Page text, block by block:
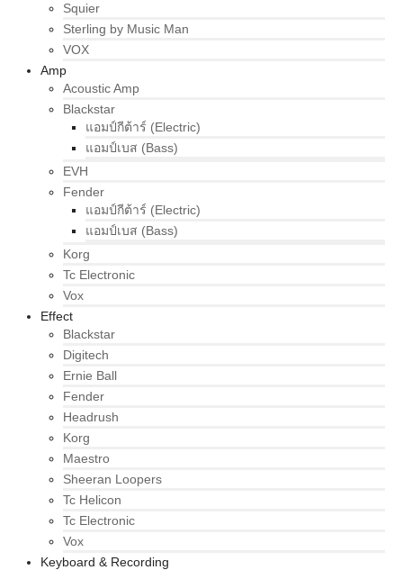
Squier
Sterling by Music Man
VOX
Amp
Acoustic Amp
Blackstar
แอมป์กีต้าร์ (Electric)
แอมป์เบส (Bass)
EVH
Fender
แอมป์กีต้าร์ (Electric)
แอมป์เบส (Bass)
Korg
Tc Electronic
Vox
Effect
Blackstar
Digitech
Ernie Ball
Fender
Headrush
Korg
Maestro
Sheeran Loopers
Tc Helicon
Tc Electronic
Vox
Keyboard & Recording